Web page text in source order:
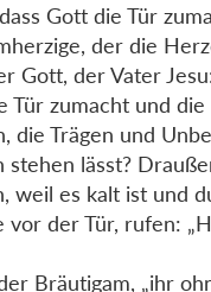
Gott die Tür
der die
Gott, der Vater
Tür zumacht und
die Trägen und
stehen lässt?
weil es kalt ist und
vor der Tür, rufen:
Bräutigam, „ihr